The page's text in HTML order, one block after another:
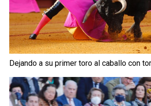
Dejando a su primer toro al caballo con